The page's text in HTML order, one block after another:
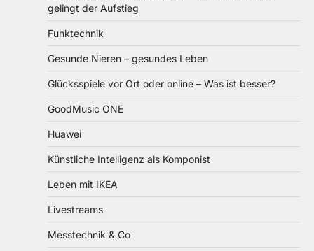
gelingt der Aufstieg
Funktechnik
Gesunde Nieren – gesundes Leben
Glücksspiele vor Ort oder online – Was ist besser?
GoodMusic ONE
Huawei
Künstliche Intelligenz als Komponist
Leben mit IKEA
Livestreams
Messtechnik & Co